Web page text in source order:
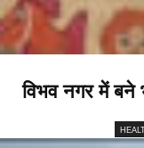
विभव नगर में बने